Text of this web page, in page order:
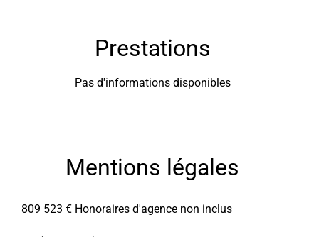
Prestations
Pas d'informations disponibles
Mentions légales
809 523 € Honoraires d'agence non inclus